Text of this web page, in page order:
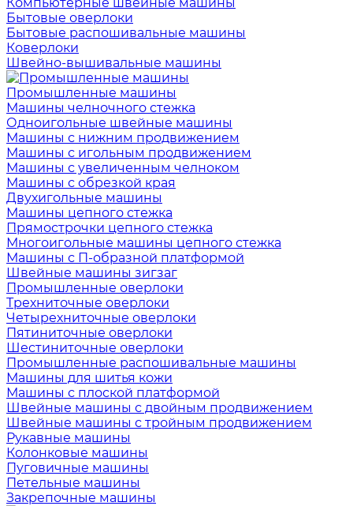
Бытовые оверлоки
Бытовые распошивальные машины
Коверлоки
Швейно-вышивальные машины
Промышленные машины
Машины челночного стежка
Одноигольные швейные машины
Машины с нижним продвижением
Машины с игольным продвижением
Машины с увеличенным челноком
Машины с обрезкой края
Двухигольные машины
Машины цепного стежка
Прямострочки цепного стежка
Многоигольные машины цепного стежка
Машины с П-образной платформой
Швейные машины зигзаг
Промышленные оверлоки
Трехниточные оверлоки
Четырехниточные оверлоки
Пятиниточные оверлоки
Шестиниточные оверлоки
Промышленные распошивальные машины
Машины для шитья кожи
Машины с плоской платформой
Швейные машины с двойным продвижением
Швейные машины с тройным продвижением
Рукавные машины
Колонковые машины
Пуговичные машины
Петельные машины
Закрепочные машины